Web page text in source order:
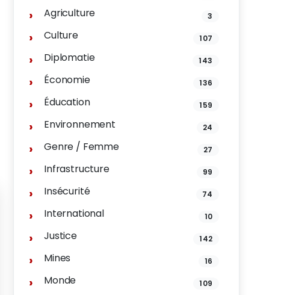
Agriculture 3
Culture 107
Diplomatie 143
Économie 136
Éducation 159
Environnement 24
Genre / Femme 27
Infrastructure 99
Insécurité 74
International 10
Justice 142
Mines 16
Monde 109